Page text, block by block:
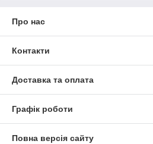
Про нас
Контакти
Доставка та оплата
Графік роботи
Повна версія сайту